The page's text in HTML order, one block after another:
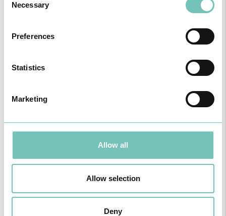
Selection
Necessary
Preferences
Statistics
Marketing
Allow all
Allow selection
Deny
▸ Associação de Apoio aos Doentes Depressivos e Bipolares:
▸ APORTA / Associação dos Portadores de Transtornos de
▸ Associação Domus Mater / Familiares e Amigos de Doentes com
▸ AFARPA / Associação de Familiares e Amigos dos Doentes
Anoréticos e Bulímicos
▸ G.A.TO. – Grupo de Ajuda a Toxicodependentes
▸ Sociedade Portuguesa de Arte-terapia
▸ National Empowerment Center